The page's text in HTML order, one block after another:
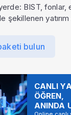
yerde: BIST,
şekillenen yatırım
bulun
CANLI
ÖĞREN,
ANINDA